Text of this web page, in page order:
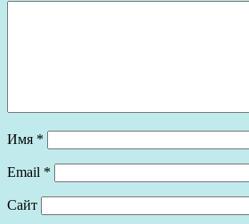
Имя *
Email *
Сайт